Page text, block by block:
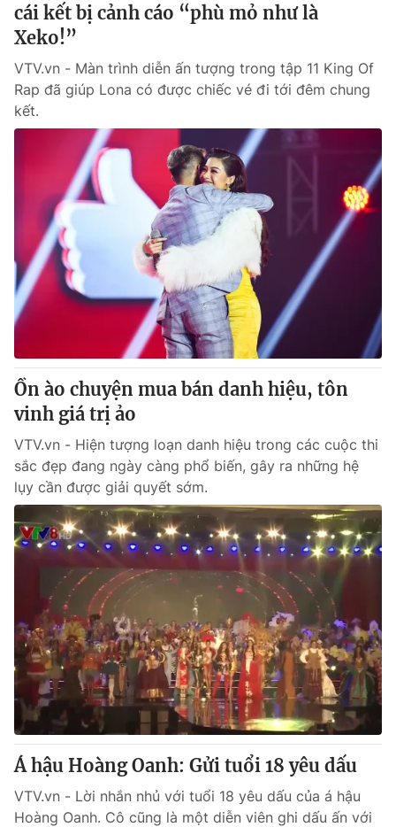
cái kết bị cảnh cáo “phù mỏ như là
Xeko!”
VTV.vn - Màn trình diễn ấn tượng trong tập 11 King Of
Rap đã giúp Lona có được chiếc vé đi tới đêm chung
kết.
Ồn ào chuyện mua bán danh hiệu, tôn
vinh giá trị ảo
VTV.vn - Hiện tượng loạn danh hiệu trong các cuộc thi
sắc đẹp đang ngày càng phổ biến, gây ra những hệ
lụy cần được giải quyết sớm.
Á hậu Hoàng Oanh: Gửi tuổi 18 yêu dấu
VTV.vn - Lời nhắn nhủ với tuổi 18 yêu dấu của á hậu
Hoàng Oanh. Cô cũng là một diễn viên ghi dấu ấn với